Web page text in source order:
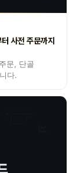
사전 주문까지
문, 단골
다.